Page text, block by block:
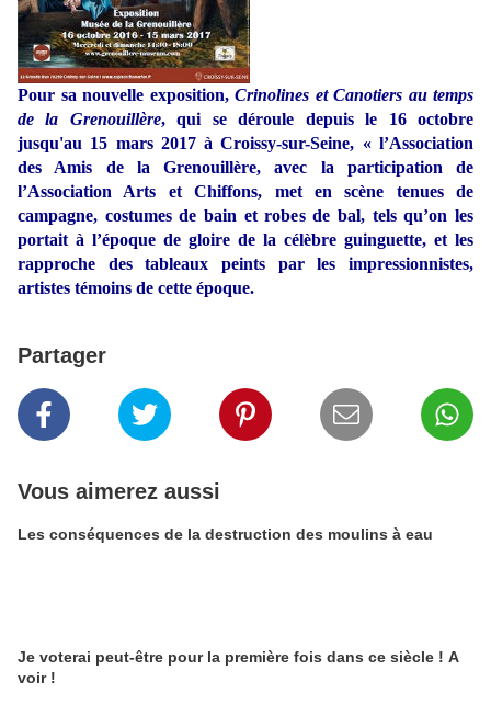
Pour sa nouvelle exposition, Crinolines et Canotiers au temps
de la Grenouillère, qui se déroule depuis le 16 octobre
jusqu'au 15 mars 2017 à Croissy-sur-Seine, « l’Association
des Amis de la Grenouillère, avec la participation de
l’Association Arts et Chiffons, met en scène tenues de
campagne, costumes de bain et robes de bal, tels qu’on les
portait à l’époque de gloire de la célèbre guinguette, et les
rapproche des tableaux peints par les impressionnistes,
artistes témoins de cette époque.
Partager
Vous aimerez aussi
Les conséquences de la destruction des moulins à eau
Je voterai peut-être pour la première fois dans ce siècle ! A
voir !